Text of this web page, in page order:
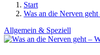
Start
Was an die Nerven
Allgemein & Speziell